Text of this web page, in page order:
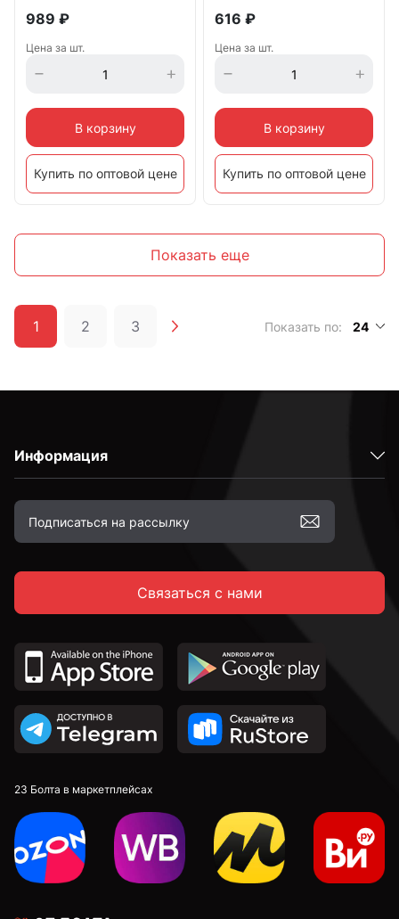
989 ₽
Цена за шт.
В корзину
Купить по оптовой цене
616 ₽
Цена за шт.
В корзину
Купить по оптовой цене
Показать еще
1 2 3 Показать по: 24
Информация
Связаться с нами
23 Болта в маркетплейсах